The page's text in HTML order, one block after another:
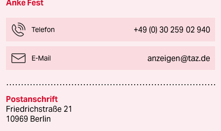
Anke Fest
Telefon +49 (0) 30 259 02 940
E-Mail anzeigen@taz.de
Postanschrift
Friedrichstraße 21
10969 Berlin